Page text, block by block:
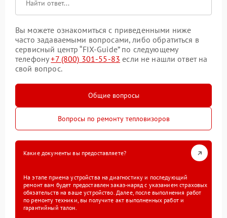
Вы можете ознакомиться с приведенными ниже
часто задаваемыми вопросами, либо обратиться в
сервисный центр “FIX-Guide” по следующему
телефону+7 (800) 301-55-83 если не нашли ответ на
свой вопрос.
Общие вопросы
Вопросы по ремонту тепловизоров
Какие документы вы предоставляете?
На этапе приема устройства на диагностику и последующий
ремонт вам будет предоставлен заказ-наряд с указанием страховых
обязательств на ваше устройство. Далее, после выполнения работ
по ремонту техники, вы получите акт выполненных работ и
гарантийный талон.